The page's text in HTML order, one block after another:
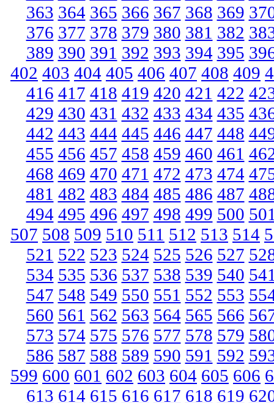
363 364 365 366 367 368 369
376 377 378 379 380 381 382
389 390 391 392 393 394 395
402 403 404 405 406 407 408 409
416 417 418 419 420 421 422
429 430 431 432 433 434 435
442 443 444 445 446 447 448
455 456 457 458 459 460 461
468 469 470 471 472 473 474
481 482 483 484 485 486 487
494 495 496 497 498 499 500
507 508 509 510 511 512 513 514
521 522 523 524 525 526 527
534 535 536 537 538 539 540
547 548 549 550 551 552 553
560 561 562 563 564 565 566
573 574 575 576 577 578 579
586 587 588 589 590 591 592
599 600 601 602 603 604 605 606
613 614 615 616 617 618 619